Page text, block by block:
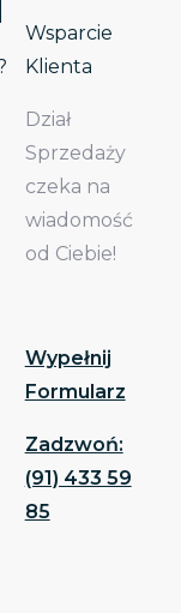
Wsparcie
Klienta
Dział
Sprzedaży
czeka na
wiadomość
od Ciebie!
Wypełnij
Formularz
Zadzwoń:
(91) 433 59
85